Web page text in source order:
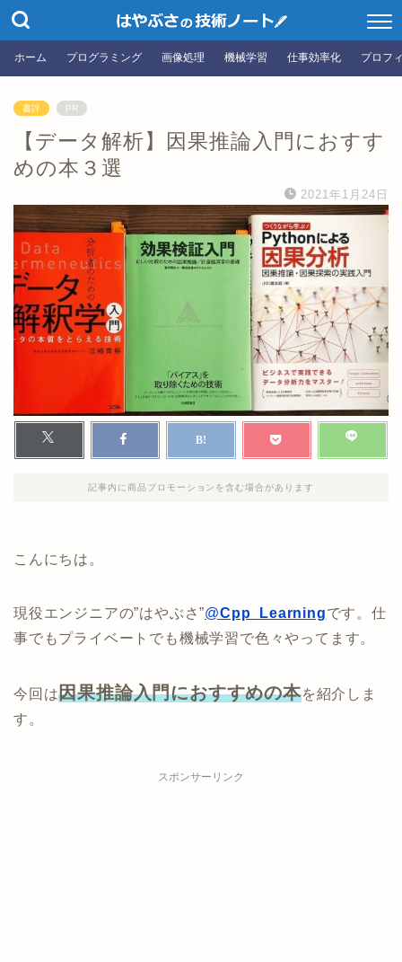
ホーム プログラミング 画像処理 機械学習 仕事効率化 プロフ
書評 PR
【データ解析】因果推論入門におすす
めの本３選
2021年1月24日
記事内に商品プロモーションを含む場合があります
こんにちは。
現役エンジニアの”はやぶさ”@Cpp_Learningです。仕
事でもプライベートでも機械学習で色々やってます。
今回は因果推論入門におすすめの本を紹介しま
す。
スポンサーリンク